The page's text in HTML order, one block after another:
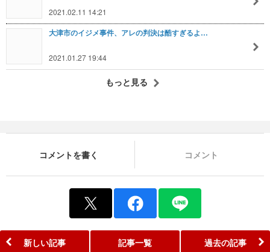
2021.02.11 14:21
大津市のイジメ事件、アレの判決は酷すぎるよ…
2021.01.27 19:44
もっと見る
コメントを書く コメント
新しい記事 記事一覧 過去の記事